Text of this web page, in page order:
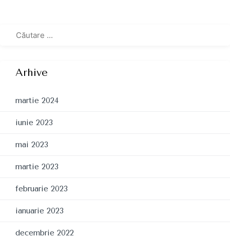
Arhive
martie 2024
iunie 2023
mai 2023
martie 2023
februarie 2023
ianuarie 2023
decembrie 2022